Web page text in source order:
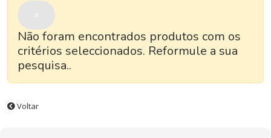
×
Não foram encontrados produtos com os
critérios seleccionados. Reformule a sua
pesquisa..
Voltar